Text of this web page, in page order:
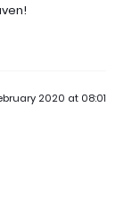
2020 at 08:01